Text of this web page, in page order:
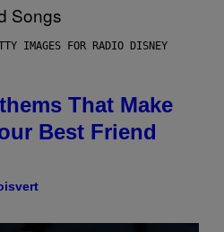
IMAGES FOR RADIO DISNEY
That Make
Best Friend